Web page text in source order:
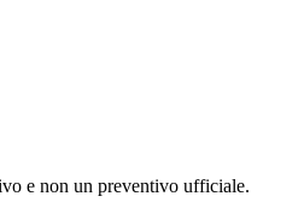
e non un preventivo ufficiale.